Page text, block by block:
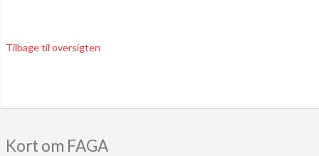
Tilbage til oversigten
Kort om FAGA